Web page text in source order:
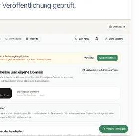
Veröffentlichung geprüft.